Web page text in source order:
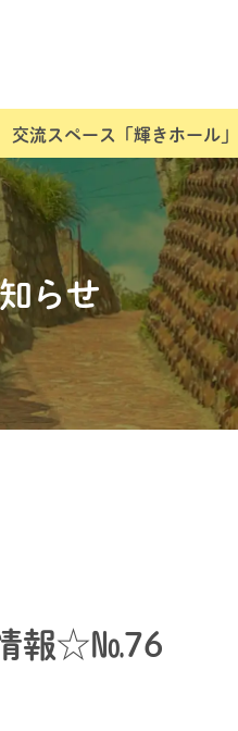
交流スペース「輝きホール」
らせ
報☆№76